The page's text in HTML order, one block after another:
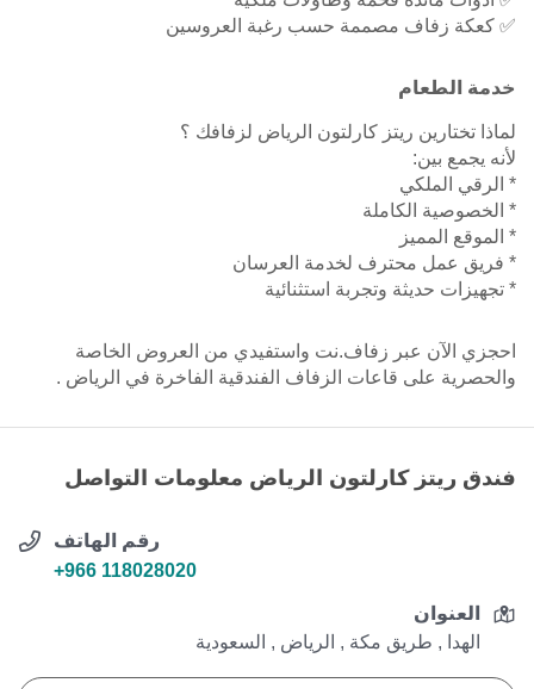
✅ كعكة زفاف مصممة حسب رغبة العروسين
خدمة الطعام
لماذا تختارين ريتز كارلتون الرياض لزفافك ؟
لأنه يجمع بين:
* الرقي الملكي
* الخصوصية الكاملة
* الموقع المميز
* فريق عمل محترف لخدمة العرسان
* تجهيزات حديثة وتجربة استثنائية
احجزي الآن عبر زفاف.نت واستفيدي من العروض الخاصة
والحصرية على قاعات الزفاف الفندقية الفاخرة في الرياض .
فندق ريتز كارلتون الرياض معلومات التواصل
رقم الهاتف
+966 118028020
العنوان
الهدا , طريق مكة , الرياض , السعودية